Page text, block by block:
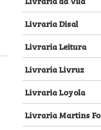
Livraria Disal
Livraria Leitura
Livraria Livruz
Livraria Loyola
Livraria Martins